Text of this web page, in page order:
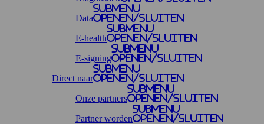
Data
Submenu
openen/sluiten
E-health
Submenu
openen/sluiten
E-signing
Submenu
openen/sluiten
Direct naar
Submenu
openen/sluiten
Onze partners
Submenu
openen/sluiten
Partner worden
Submenu
openen/sluiten